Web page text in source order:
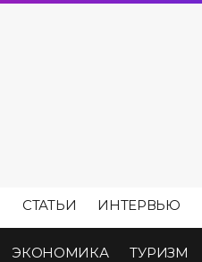
СТАТЬИ ИНТЕРВЬЮ
ЭКОНОМИКА ТУРИЗМ